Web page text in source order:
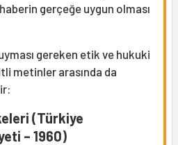
gerçeğe uygun olması
gereken etik ve hukuki
metinler arasında da
(Türkiye
– 1960)